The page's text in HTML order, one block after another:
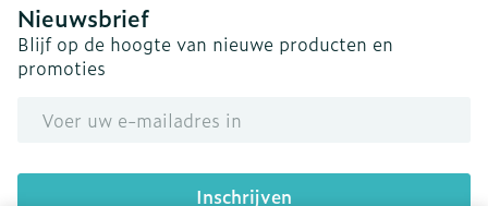
Nieuwsbrief
Blijf op de hoogte van nieuwe producten en
promoties
Inschrijven